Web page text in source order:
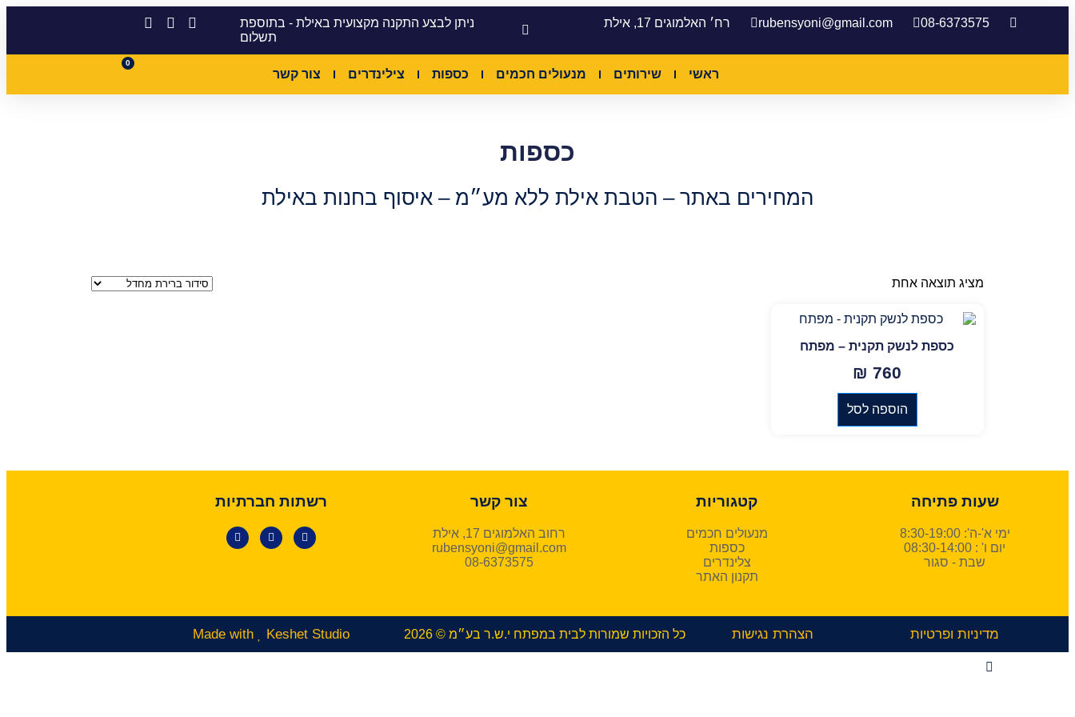
08-6373575
rubensyoni@gmail.com רח׳ האלמוגים 17, אילת
ניתן לבצע התקנה מקצועית באילת - בתוספת
תשלום
ראשי שירותים מנעולים חכמים כספות צילינדרים צור קשר
0
כספות
המחירים באתר – הטבת אילת ללא מע״מ – איסוף בחנות באילת
מציג תוצאה אחת
כספת לנשק תקנית – מפתח
₪ 760
הוספה לסל
שעות פתיחה
ימי א'-ה': 8:30-19:00
יום ו' : 08:30-14:00​
שבת - סגור
קטגוריות
מנעולים חכמים
כספות
צלינדרים
תקנון האתר
צור קשר
רחוב האלמוגים 17, אילת
rubensyoni@gmail.com
08-6373575
רשתות חברתיות
מדיניות ופרטיות הצהרת נגישות כל הזכויות שמורות לבית במפתח י.ש.ר בע״מ © 2026 Made with Keshet Studio